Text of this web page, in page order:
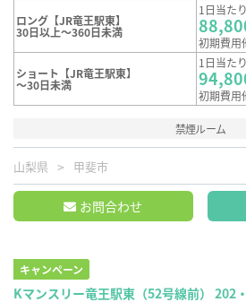
ロング【JR竜王駅東】
30日以上～360日未満
1日当た
初期費用
ショート【JR竜王駅東】
～30日未満
1日当た
初期費用
禁煙ルーム
山梨県 甲斐市
お問合わせ
キャンペーン
Kマンスリー竜王駅東（52号線前） 202